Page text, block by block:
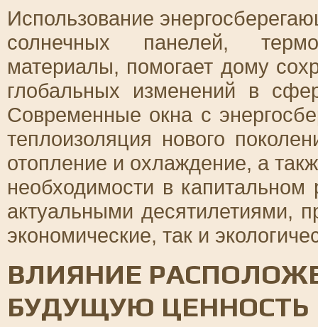
Использование
солнечных панелей,
материалы, помогает дому
глобальных изменений в
Современные окна с
теплоизоляция нового
отопление и охлаждение, а
необходимости в
актуальными десятилетиями,
экономические, так и
ВЛИЯНИЕ
БУДУЩУЮ ЦЕННОСТЬ